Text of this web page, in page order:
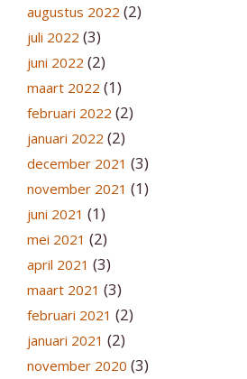
augustus 2022 (2)
juli 2022 (3)
juni 2022 (2)
maart 2022 (1)
februari 2022 (2)
januari 2022 (2)
december 2021 (3)
november 2021 (1)
juni 2021 (1)
mei 2021 (2)
april 2021 (3)
maart 2021 (3)
februari 2021 (2)
januari 2021 (2)
november 2020 (3)